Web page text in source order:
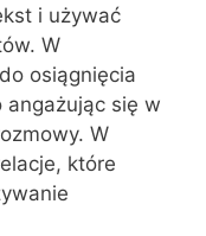
i używać
W
osiągnięcia
angażując się w
W
które